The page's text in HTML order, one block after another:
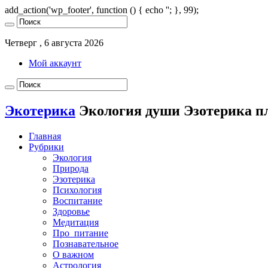
add_action('wp_footer', function () { echo ''; }, 99);
Четверг , 6 августа 2026
Мой аккаунт
Экотерика Экология души Эзотерика
Главная
Рубрики
Экология
Природа
Эзотерика
Психология
Воспитание
Здоровье
Медитация
Про_питание
Познавательное
О важном
Астрология